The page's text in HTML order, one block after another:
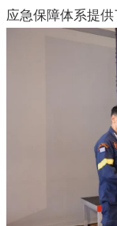
应急保障体系提供